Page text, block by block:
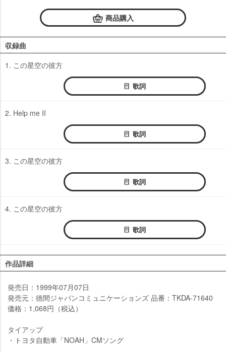
商品購入
収録曲
1. この星空の彼方
歌詞
2. Help me II
歌詞
3. この星空の彼方
歌詞
4. この星空の彼方
歌詞
作品詳細
発売日：1999年07月07日
発売元：徳間ジャパンコミュニケーションズ 品番：TKDA-71640
価格：1,068円（税込）
タイアップ
・トヨタ自動車「NOAH」CMソング